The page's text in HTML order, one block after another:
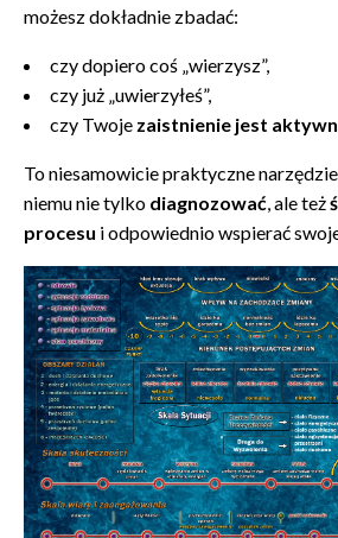
możesz dokładnie zbadać:
czy dopiero coś „wierzysz”,
czy już „uwierzyłeś”,
czy Twoje zaistnienie jest
To niesamowicie praktyczne
niemu nie tylko diagnozować, ale też
procesu i odpowiednio wspierać